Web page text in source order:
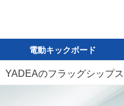
電動キックボード